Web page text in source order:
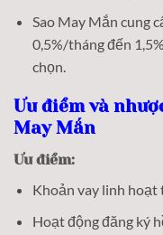
Sao May Mắn cung
0,5%/tháng đến
chọn.
Ưu điểm và
May Mắn
Ưu điểm:
Khoản vay linh
Hoạt động đăng ký